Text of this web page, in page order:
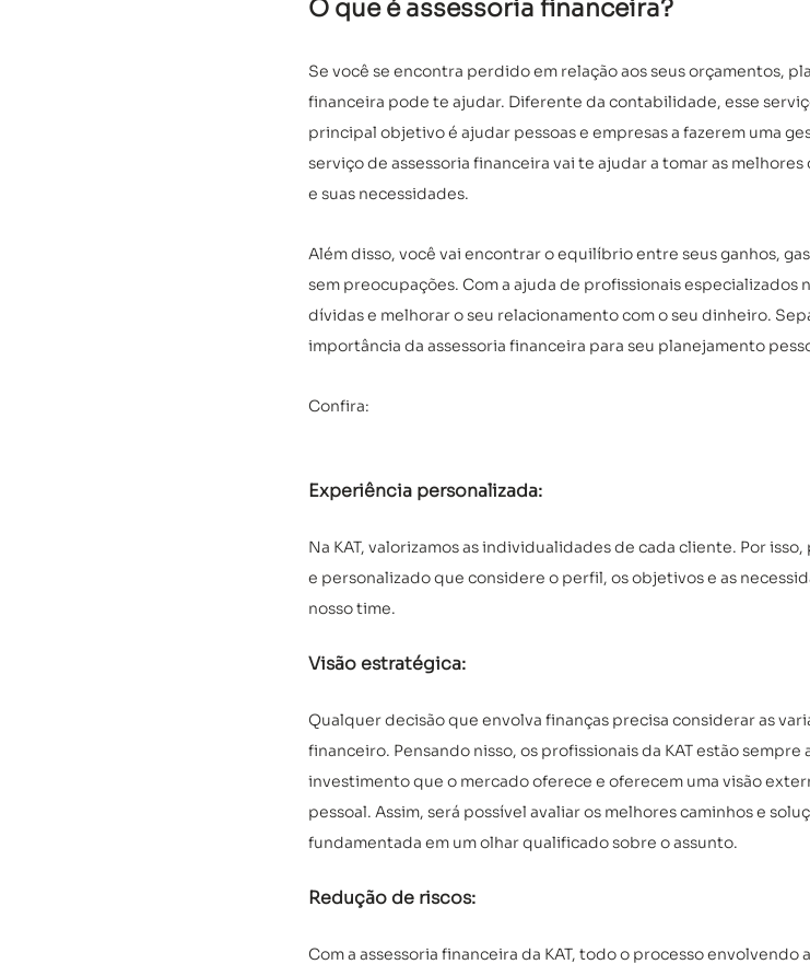
O que é assessoria financeira?
Se você se encontra perdido em relação aos seus orçamentos,
financeira pode te ajudar. Diferente da contabilidade, esse
principal objetivo é ajudar pessoas e empresas a fazerem uma
serviço de assessoria financeira vai te ajudar a tomar as
e suas necessidades.
Além disso, você vai encontrar o equilíbrio entre seus ganhos,
sem preocupações. Com a ajuda de profissionais especializados
dívidas e melhorar o seu relacionamento com o seu dinheiro.
importância da assessoria financeira para seu planejamento
Confira:
Experiência personalizada:
Na KAT, valorizamos as individualidades de cada cliente. Por
e personalizado que considere o perfil, os objetivos e as
nosso time.
Visão estratégica:
Qualquer decisão que envolva finanças precisa considerar as
financeiro. Pensando nisso, os profissionais da KAT estão
investimento que o mercado oferece e oferecem uma visão
pessoal. Assim, será possível avaliar os melhores caminhos e
fundamentada em um olhar qualificado sobre o assunto.
Redução de riscos:
Com a assessoria financeira da KAT, todo o processo